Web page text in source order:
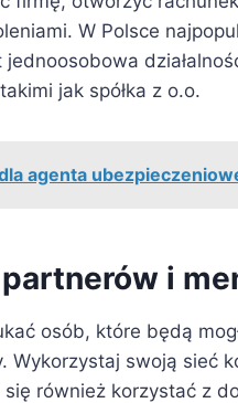
W Polsce
jak spółka z o.o.
agenta
i
osób, które będą
Wykorzystaj swoją sieć
również korzystać z